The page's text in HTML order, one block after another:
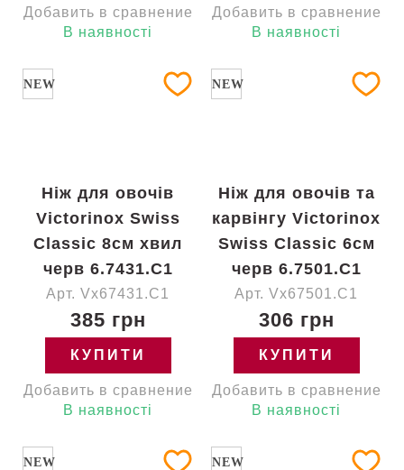
Добавить в сравнение
В наявності
Добавить в сравнение
В наявності
NEW
Ніж для овочів
Victorinox Swiss
Classic 8см хвил
черв 6.7431.C1
Арт. Vx67431.C1
385 грн
КУПИТИ
Добавить в сравнение
В наявності
NEW
Ніж для овочів та
карвінгу Victorinox
Swiss Classic 6см
черв 6.7501.C1
Арт. Vx67501.C1
306 грн
КУПИТИ
Добавить в сравнение
В наявності
NEW NEW